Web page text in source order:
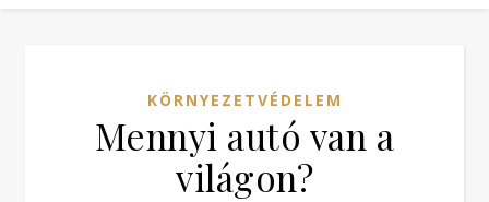
KÖRNYEZETVÉDELEM
Mennyi autó van a
világon?